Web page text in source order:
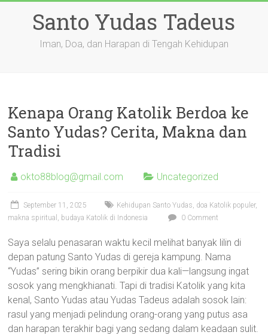
Santo Yudas Tadeus
Iman, Doa, dan Harapan di Tengah Kehidupan
Kenapa Orang Katolik Berdoa ke
Santo Yudas? Cerita, Makna dan
Tradisi
okto88blog@gmail.com Uncategorized
September 11, 2025
Kehidupan Santo Yudas, doa Katolik populer,
makna spiritual, budaya Katolik di Indonesia
0 Comment
Saya selalu penasaran waktu kecil melihat banyak lilin di
depan patung Santo Yudas di gereja kampung. Nama
“Yudas” sering bikin orang berpikir dua kali—langsung ingat
sosok yang mengkhianati. Tapi di tradisi Katolik yang kita
kenal, Santo Yudas atau Yudas Tadeus adalah sosok lain:
rasul yang menjadi pelindung orang-orang yang putus asa
dan harapan terakhir bagi yang sedang dalam keadaan sulit.